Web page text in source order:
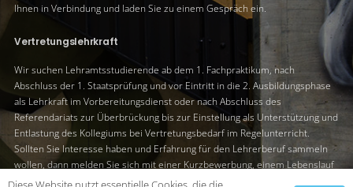
Ihnen in Verbindung und laden Sie zu einem Gespräch ein.
Vertretungslehrkraft
Wir suchen Lehramtsstudierende ab dem 1. Fachpraktikum, nach
Abschluss der 1. Staatsprüfung und vor Eintritt in die 2. Ausbildungsphase
als Lehrkraft im Vorbereitungsdienst oder nach Abschluss des
Referendariats zur Überbrückung bis zur Einstellung als Unterstützung und
Entlastung des Kollegiums bei Vertretungsbedarf im Regelunterricht.
Sollten Sie Interesse haben und Erfahrung für den Lehrerberuf sammeln
wollen, dann melden Sie sich mit einer Kurzbewerbung, einem Lebenslauf
inklusive schulischer und universitärer Ausbildung sowie einer